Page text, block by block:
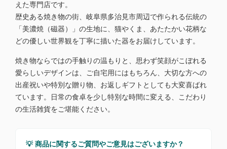
えた専門店です。
歴史ある焼き物の街、岐阜県多治見市周辺で作られる伝統の
「美濃焼（磁器）」の生地に、猫やくま、あたたかい花柄な
どの優しい世界観を丁寧に描いた器をお届けしています。
焼き物ならではの手触りの温もりと、思わず笑顔がこぼれる
愛らしいデザインは、ご自宅用にはもちろん、大切な方への
出産祝いや特別な贈り物、お返しギフトとしても大変喜ばれ
ています。日常の食卓を少し特別な時間に変える、こだわり
の生活雑貨をご堪能ください。
💡 商品に関するご質問やご意見はございますか？